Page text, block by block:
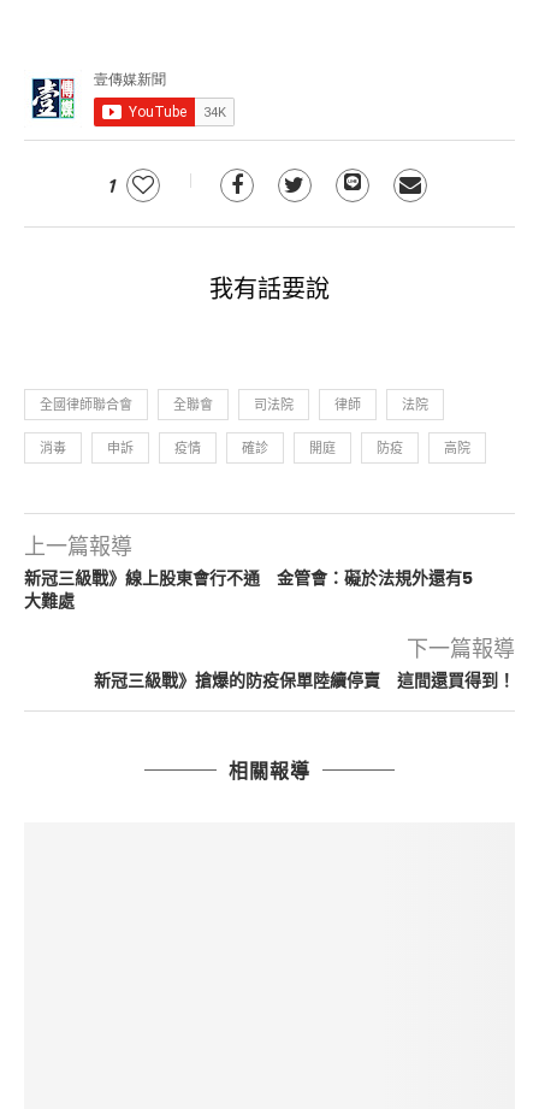
1
我有話要說
全國律師聯合會 全聯會 司法院 律師 法院
消毒 申訴 疫情 確診 開庭 防疫 高院
上一篇報導
新冠三級戰》線上股東會行不通 金管會：礙於法規外還有5
大難處
下一篇報導
新冠三級戰》搶爆的防疫保單陸續停賣 這間還買得到！
相關報導